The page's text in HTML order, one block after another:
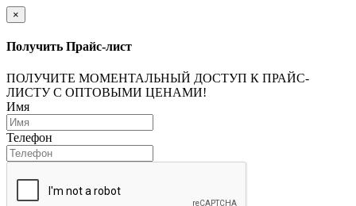
×
Получить Прайс-лист
ПОЛУЧИТЕ МОМЕНТАЛЬНЫЙ ДОСТУП К ПРАЙС-
ЛИСТУ С ОПТОВЫМИ ЦЕНАМИ!
Имя
Телефон